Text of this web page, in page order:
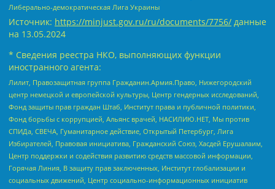
Либерально-демократическая Лига Украины
Источник: https://minjust.gov.ru/ru/documents/7756/ данные
на 13.05.2024
* Сведения реестра НКО, выполняющих функции
иностранного агента:
Лилит, Правозащитная группа Гражданин.Армия.Право, Нижегородский
центр немецкой и европейской культуры, Центр гендерных исследований,
Фонд защиты прав граждан Штаб, Институт права и публичной политики,
Фонд борьбы с коррупцией, Альянс врачей, НАСИЛИЮ.НЕТ, Мы против
СПИДа, СВЕЧА, Гуманитарное действие, Открытый Петербург, Лига
Избирателей, Правовая инициатива, Гражданский Союз, Хасдей Ерушалаим,
Центр поддержки и содействия развитию средств массовой информации,
Горячая Линия, В защиту прав заключенных, Институт глобализации и
социальных движений, Центр социально-информационных инициатив